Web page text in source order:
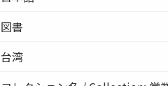
図書
台湾